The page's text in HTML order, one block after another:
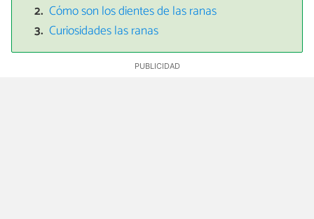
Cómo son los dientes de las ranas
Curiosidades las ranas